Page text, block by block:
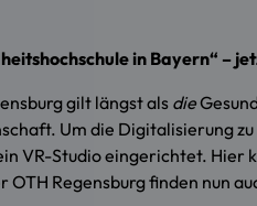
in Bayern“ –
gilt längst als die
Um die Digitalisierung
VR-Studio eingerichtet. Hier
OTH Regensburg finden nun